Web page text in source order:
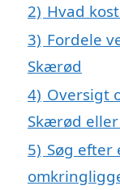
2) Hvad
3) Fordele
Skærød
4) Oversigt
Skærød
5) Søg efter